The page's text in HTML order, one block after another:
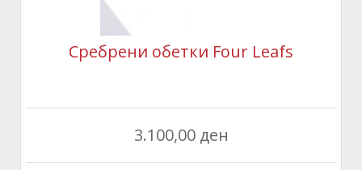
Сребрени обетки Four Leafs
3.100,00 ден